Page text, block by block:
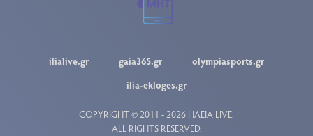
ilialive.gr gaia365.gr
olympiasports.gr
ilia-ekloges.gr
COPYRIGHT © 2011 - 2026 ΗΛΕΙΑ LIVE.
ALL RIGHTS RESERVED.